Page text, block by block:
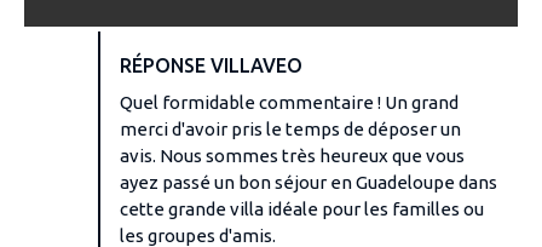
RÉPONSE VILLAVEO
Quel formidable commentaire ! Un grand
merci d'avoir pris le temps de déposer un
avis. Nous sommes très heureux que vous
ayez passé un bon séjour en Guadeloupe dans
cette grande villa idéale pour les familles ou
les groupes d'amis.